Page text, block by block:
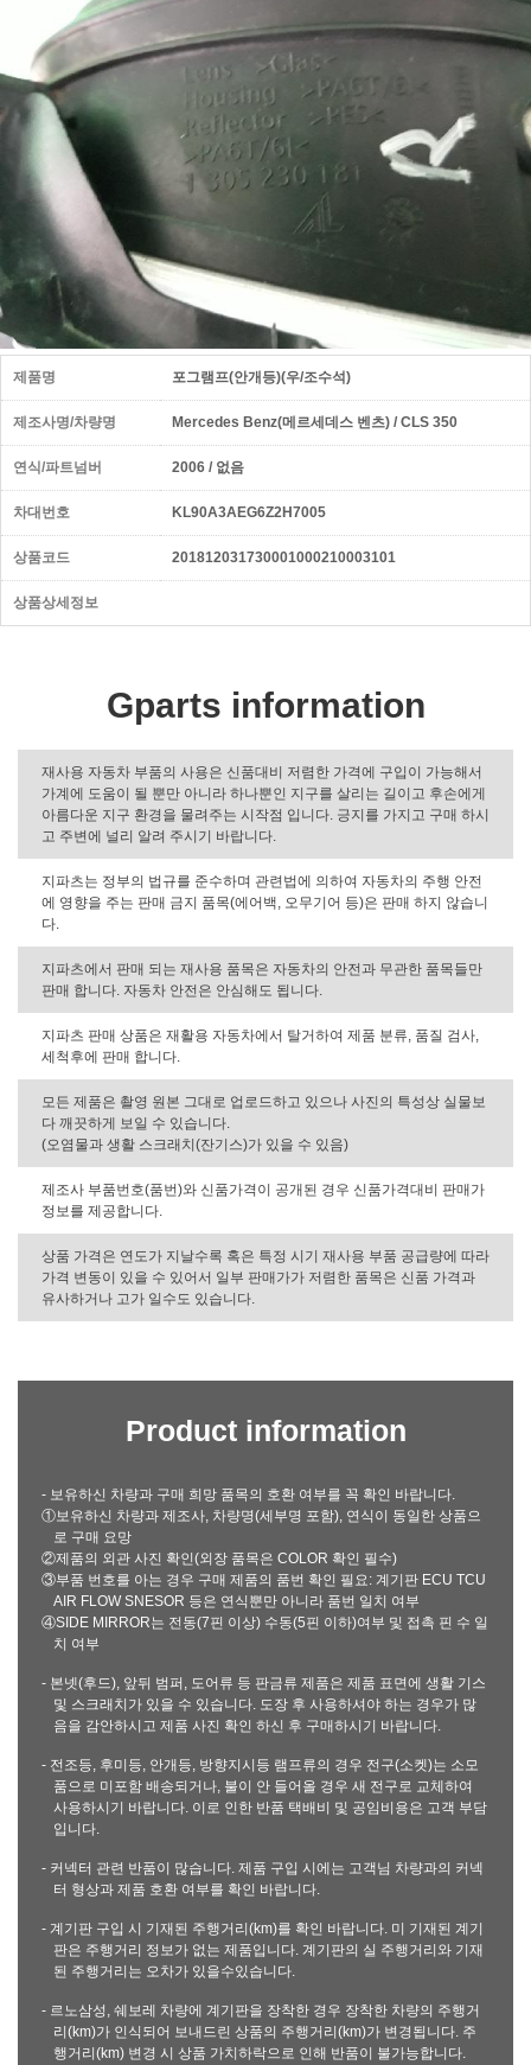
제품명 포그램프(안개등)(우/조수석)
제조사명/차량명 Mercedes Benz(메르세데스 벤츠) / CLS 350
연식/파트넘버 2006 / 없음
차대번호 KL90A3AEG6Z2H7005
상품코드 201812031730001000210003101
상품상세정보
Gparts information
재사용 자동차 부품의 사용은 신품대비 저렴한 가격에 구입이 가능해서
가계에 도움이 될 뿐만 아니라 하나뿐인 지구를 살리는 길이고 후손에게
아름다운 지구 환경을 물려주는 시작점 입니다. 긍지를 가지고 구매 하시
고 주변에 널리 알려 주시기 바랍니다.
지파츠는 정부의 법규를 준수하며 관련법에 의하여 자동차의 주행 안전
에 영향을 주는 판매 금지 품목(에어백, 오무기어 등)은 판매 하지 않습니
다.
지파츠에서 판매 되는 재사용 품목은 자동차의 안전과 무관한 품목들만
판매 합니다. 자동차 안전은 안심해도 됩니다.
지파츠 판매 상품은 재활용 자동차에서 탈거하여 제품 분류, 품질 검사,
세척후에 판매 합니다.
모든 제품은 촬영 원본 그대로 업로드하고 있으나 사진의 특성상 실물보
다 깨끗하게 보일 수 있습니다.
(오염물과 생활 스크래치(잔기스)가 있을 수 있음)
제조사 부품번호(품번)와 신품가격이 공개된 경우 신품가격대비 판매가
정보를 제공합니다.
상품 가격은 연도가 지날수록 혹은 특정 시기 재사용 부품 공급량에 따라
가격 변동이 있을 수 있어서 일부 판매가가 저렴한 품목은 신품 가격과
유사하거나 고가 일수도 있습니다.
Product information
- 보유하신 차량과 구매 희망 품목의 호환 여부를 꼭 확인 바랍니다.
①보유하신 차량과 제조사, 차량명(세부명 포함), 연식이 동일한 상품으
로 구매 요망
②제품의 외관 사진 확인(외장 품목은 COLOR 확인 필수)
③부품 번호를 아는 경우 구매 제품의 품번 확인 필요: 계기판 ECU TCU
AIR FLOW SNESOR 등은 연식뿐만 아니라 품번 일치 여부
④SIDE MIRROR는 전동(7핀 이상) 수동(5핀 이하)여부 및 접촉 핀 수 일
치 여부
- 본넷(후드), 앞뒤 범퍼, 도어류 등 판금류 제품은 제품 표면에 생활 기스
및 스크래치가 있을 수 있습니다. 도장 후 사용하셔야 하는 경우가 많
음을 감안하시고 제품 사진 확인 하신 후 구매하시기 바랍니다.
- 전조등, 후미등, 안개등, 방향지시등 램프류의 경우 전구(소켓)는 소모
품으로 미포함 배송되거나, 불이 안 들어올 경우 새 전구로 교체하여
사용하시기 바랍니다. 이로 인한 반품 택배비 및 공임비용은 고객 부담
입니다.
- 커넥터 관련 반품이 많습니다. 제품 구입 시에는 고객님 차량과의 커넥
터 형상과 제품 호환 여부를 확인 바랍니다.
- 계기판 구입 시 기재된 주행거리(km)를 확인 바랍니다. 미 기재된 계기
판은 주행거리 정보가 없는 제품입니다. 계기판의 실 주행거리와 기재
된 주행거리는 오차가 있을수있습니다.
- 르노삼성, 쉐보레 차량에 계기판을 장착한 경우 장착한 차량의 주행거
리(km)가 인식되어 보내드린 상품의 주행거리(km)가 변경됩니다. 주
행거리(km) 변경 시 상품 가치하락으로 인해 반품이 불가능합니다.